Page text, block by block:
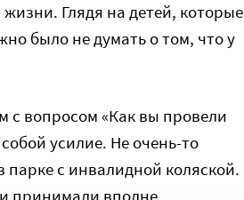
Глядя на детей, которые
было не думать о том, что у
с вопросом «Как вы провели
усилие. Не очень-то
парке с инвалидной коляской.
принимали вполне